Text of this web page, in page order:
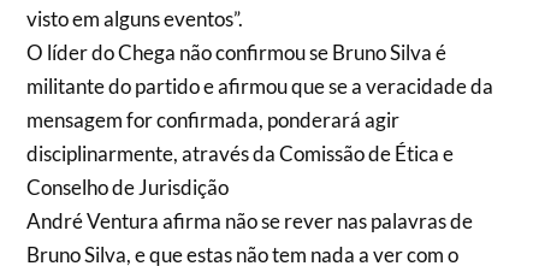
visto em alguns eventos”.
O líder do Chega não confirmou se Bruno Silva é
militante do partido e afirmou que se a veracidade da
mensagem for confirmada, ponderará agir
disciplinarmente, através da Comissão de Ética e
Conselho de Jurisdição
André Ventura afirma não se rever nas palavras de
Bruno Silva, e que estas não tem nada a ver com o